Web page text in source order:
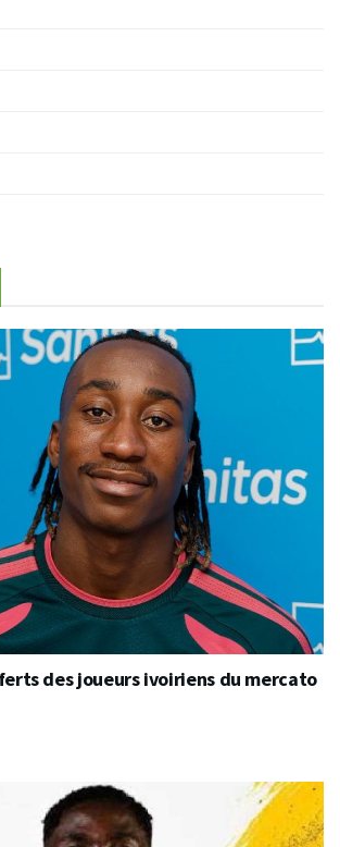
des joueurs ivoiriens du mercato